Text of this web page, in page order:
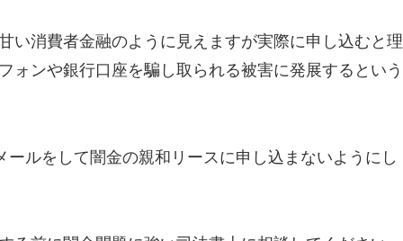
い消費者金融のように見えますが実際に申し込むと理
ォンや銀行口座を騙し取られる被害に発展するという
ルをして闇金の親和リースに申し込まないようにし